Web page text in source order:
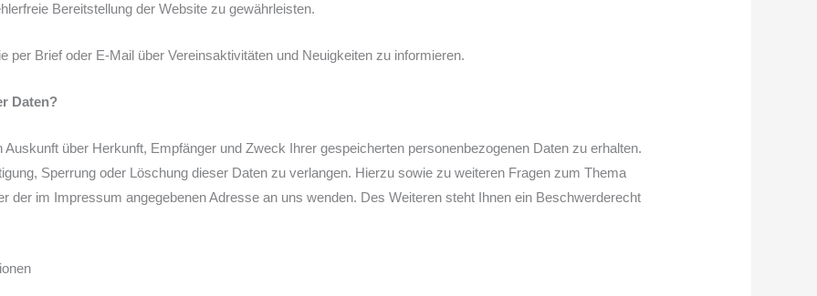
Bereitstellung der Website zu gewährleisten.
per Brief oder E-Mail über Vereinsaktivitäten und Neuigkeiten zu informieren.
Daten?
über Herkunft, Empfänger und Zweck Ihrer gespeicherten personenbezogenen Daten zu erhalten.
Sperrung oder Löschung dieser Daten zu verlangen. Hierzu sowie zu weiteren Fragen zum Thema
der im Impressum angegebenen Adresse an uns wenden. Des Weiteren steht Ihnen ein Beschwerderecht